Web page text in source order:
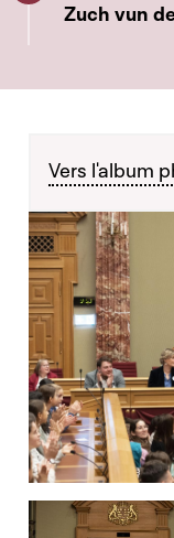
Aller à ce
Zuch vun
Vers l'album
Open image in